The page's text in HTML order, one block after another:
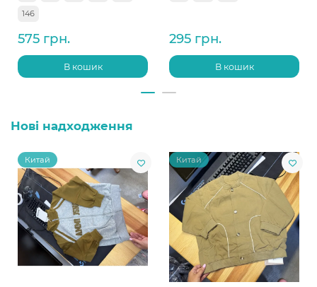
146
575 грн.
В кошик
295 грн.
В кошик
Нові надходження
Китай Китай